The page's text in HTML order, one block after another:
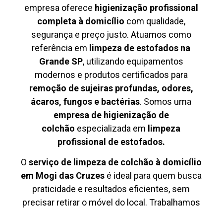
empresa oferece higienização profissional
completa à domicílio com qualidade,
segurança e preço justo. Atuamos como
referência em limpeza de estofados na
Grande SP, utilizando equipamentos
modernos e produtos certificados para
remoção de sujeiras profundas, odores,
ácaros, fungos e bactérias. Somos uma
empresa de higienização de
colchão especializada em limpeza
profissional de estofados.
O serviço de limpeza de colchão à domicílio
em Mogi das Cruzesé ideal para quem busca
praticidade e resultados eficientes, sem
precisar retirar o móvel do local. Trabalhamos